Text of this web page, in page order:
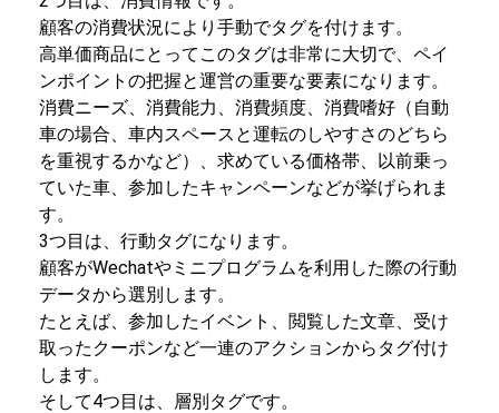
顧客の消費状況により手動でタグを付けます。
高単価商品にとってこのタグは非常に大切で、ペイ
ンポイントの把握と運営の重要な要素になります。
消費ニーズ、消費能力、消費頻度、消費嗜好（自動
車の場合、車内スペースと運転のしやすさのどちら
を重視するかなど）、求めている価格帯、以前乗っ
ていた車、参加したキャンペーンなどが挙げられま
す。
3つ目は、行動タグになります。
顧客がWechatやミニプログラムを利用した際の行動
データから選別します。
たとえば、参加したイベント、閲覧した文章、受け
取ったクーポンなど一連のアクションからタグ付け
します。
そして4つ目は、層別タグです。